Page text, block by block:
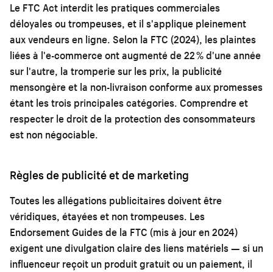
Le FTC Act interdit les pratiques commerciales
déloyales ou trompeuses, et il s'applique pleinement
aux vendeurs en ligne. Selon la FTC (2024), les plaintes
liées à l'e-commerce ont augmenté de 22 % d'une année
sur l'autre, la tromperie sur les prix, la publicité
mensongère et la non-livraison conforme aux promesses
étant les trois principales catégories. Comprendre et
respecter le droit de la protection des consommateurs
est non négociable.
Règles de publicité et de marketing
Toutes les allégations publicitaires doivent être
véridiques, étayées et non trompeuses. Les
Endorsement Guides de la FTC (mis à jour en 2024)
exigent une divulgation claire des liens matériels — si un
influenceur reçoit un produit gratuit ou un paiement, il